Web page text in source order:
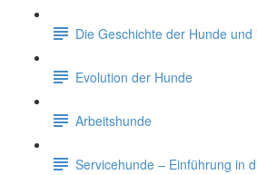
Die Geschichte der Hunde
Evolution der Hunde
Arbeitshunde
Servicehunde – Einführung in